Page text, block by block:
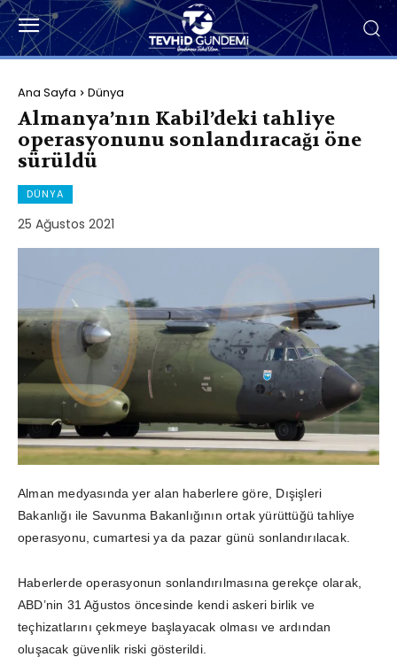
Ana Sayfa Dünya
Almanya’nın Kabil’deki tahliye
operasyonunu sonlandıracağı öne
sürüldü
DÜNYA
25 Ağustos 2021
Alman medyasında yer alan haberlere göre, Dışişleri
Bakanlığı ile Savunma Bakanlığının ortak yürüttüğü tahliye
operasyonu, cumartesi ya da pazar günü sonlandırılacak.
Haberlerde operasyonun sonlandırılmasına gerekçe olarak,
ABD’nin 31 Ağustos öncesinde kendi askeri birlik ve
teçhizatlarını çekmeye başlayacak olması ve ardından
oluşacak güvenlik riski gösterildi.